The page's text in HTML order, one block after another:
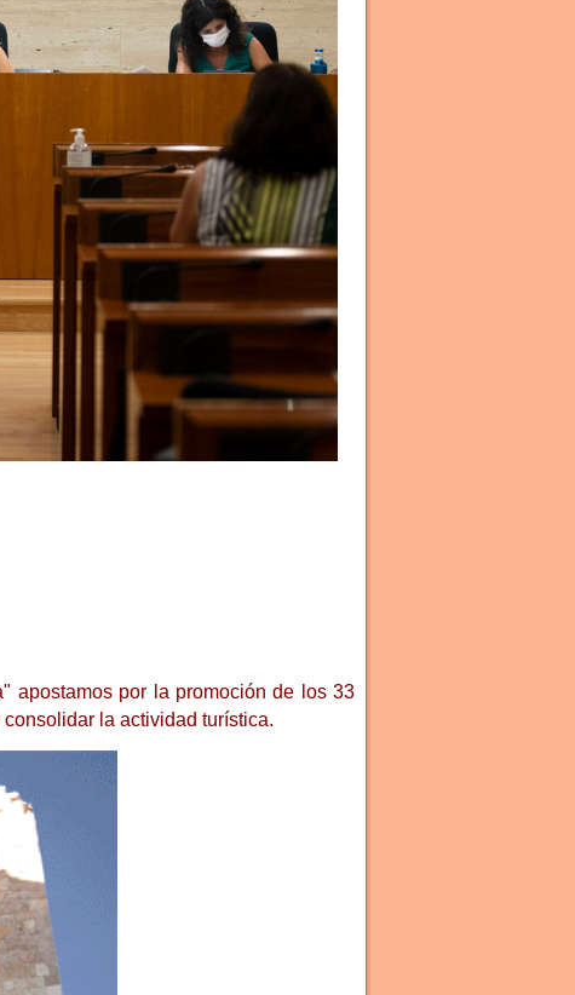
apostamos por la promoción de los 33
la actividad turística.